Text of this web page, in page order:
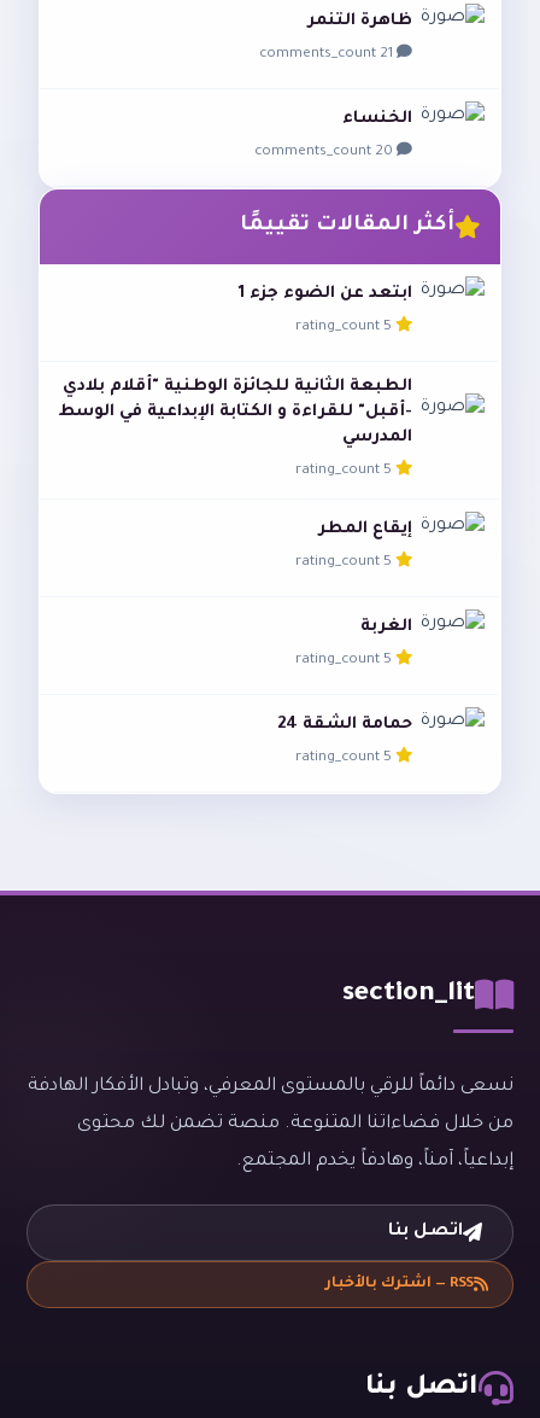
ظاهرة التنمر
الخنساء
أكثر المقالات تقييمًا
ابتعد عن الضوء جزء 1
الطبعة الثانية للجائزة الوطنية "أقلام بلادي
-أقبل" للقراءة و الكتابة الإبداعية في الوسط
المدرسي
إيقاع المطر
الغربة
حمامة الشقة 24
section_lit
نسعى دائماً للرقي بالمستوى المعرفي، وتبادل الأفكار الهادفة
من خلال فضاءاتنا المتنوعة. منصة تضمن لك محتوى
إبداعياً، آمناً، وهادفاً يخدم المجتمع.
اتصل بنا
RSS — اشترك بالأخبار
اتصل بنا